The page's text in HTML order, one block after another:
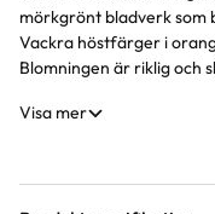
mörkgrönt bladverk som
Vackra höstfärger i
Blomningen är riklig och
Visa mer